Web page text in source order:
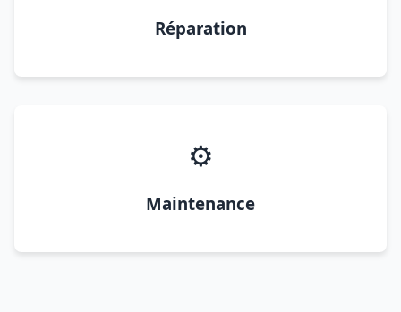
Réparation
⚙️
Maintenance